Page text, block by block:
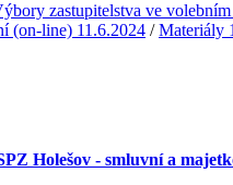
zastupitelstva ve
(on-line) 11.6.2024 /Materiály
Holešov - smluvní a